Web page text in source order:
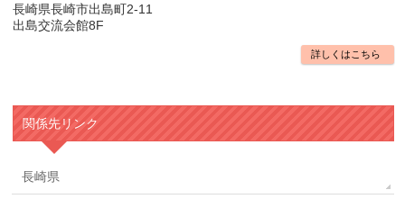
長崎県長崎市出島町2-11
出島交流会館8F
詳しくはこちら
関係先リンク
長崎県